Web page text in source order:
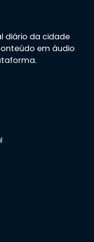
diário da cidade
em áudio